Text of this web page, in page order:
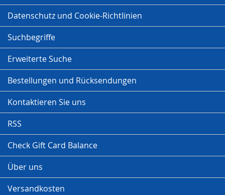
Datenschutz und Cookie-Richtlinien
Suchbegriffe
Erweiterte Suche
Bestellungen und Rücksendungen
Kontaktieren Sie uns
RSS
Check Gift Card Balance
Über uns
Versandkosten